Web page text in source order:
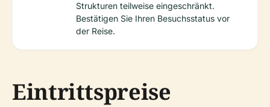
Strukturen teilweise eingeschränkt.
Bestätigen Sie Ihren Besuchsstatus vor
der Reise.
Eintrittspreise